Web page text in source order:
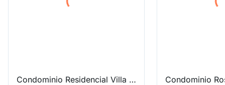
Condominio Residencial Villa Di Cremona